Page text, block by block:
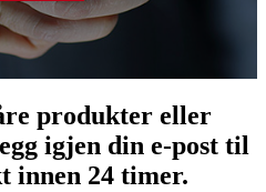
produkter eller
igjen din e-post til
innen 24 timer.